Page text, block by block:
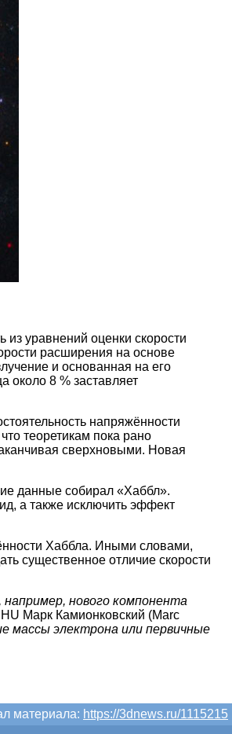
уравнений оценки скорости
расширения на основе
и основанная на его
около 8 % заставляет
напряжённости
теоретикам пока рано
сверхновыми. Новая
данные собирал «Хаббл».
а также исключить эффект
Хаббла. Иными словами,
существенное отличие скорости
нового компонента
Марк Камионковский (Marc
массы электрона или первичные
материала: https://3dnews.ru/1115215